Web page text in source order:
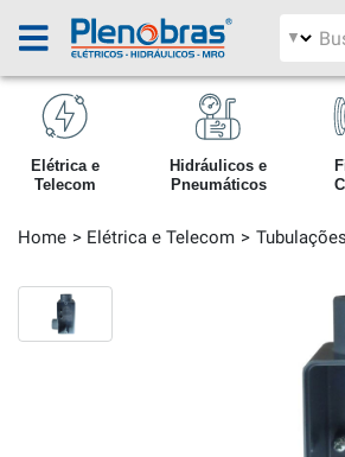
Filtrar
Elétrica e
Telecom
Hidráulicos e
Pneumáticos
Home Elétrica e Telecom